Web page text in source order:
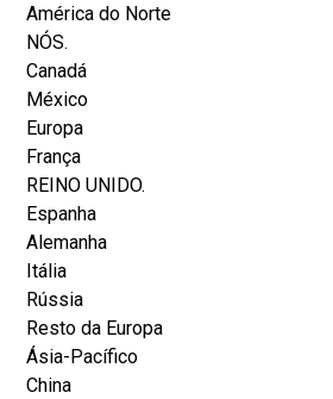
América do Norte
NÓS.
Canadá
México
Europa
França
REINO UNIDO.
Espanha
Alemanha
Itália
Rússia
Resto da Europa
Ásia-Pacífico
China